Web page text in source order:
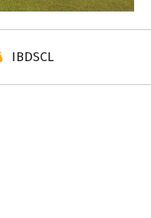
IBDSCL